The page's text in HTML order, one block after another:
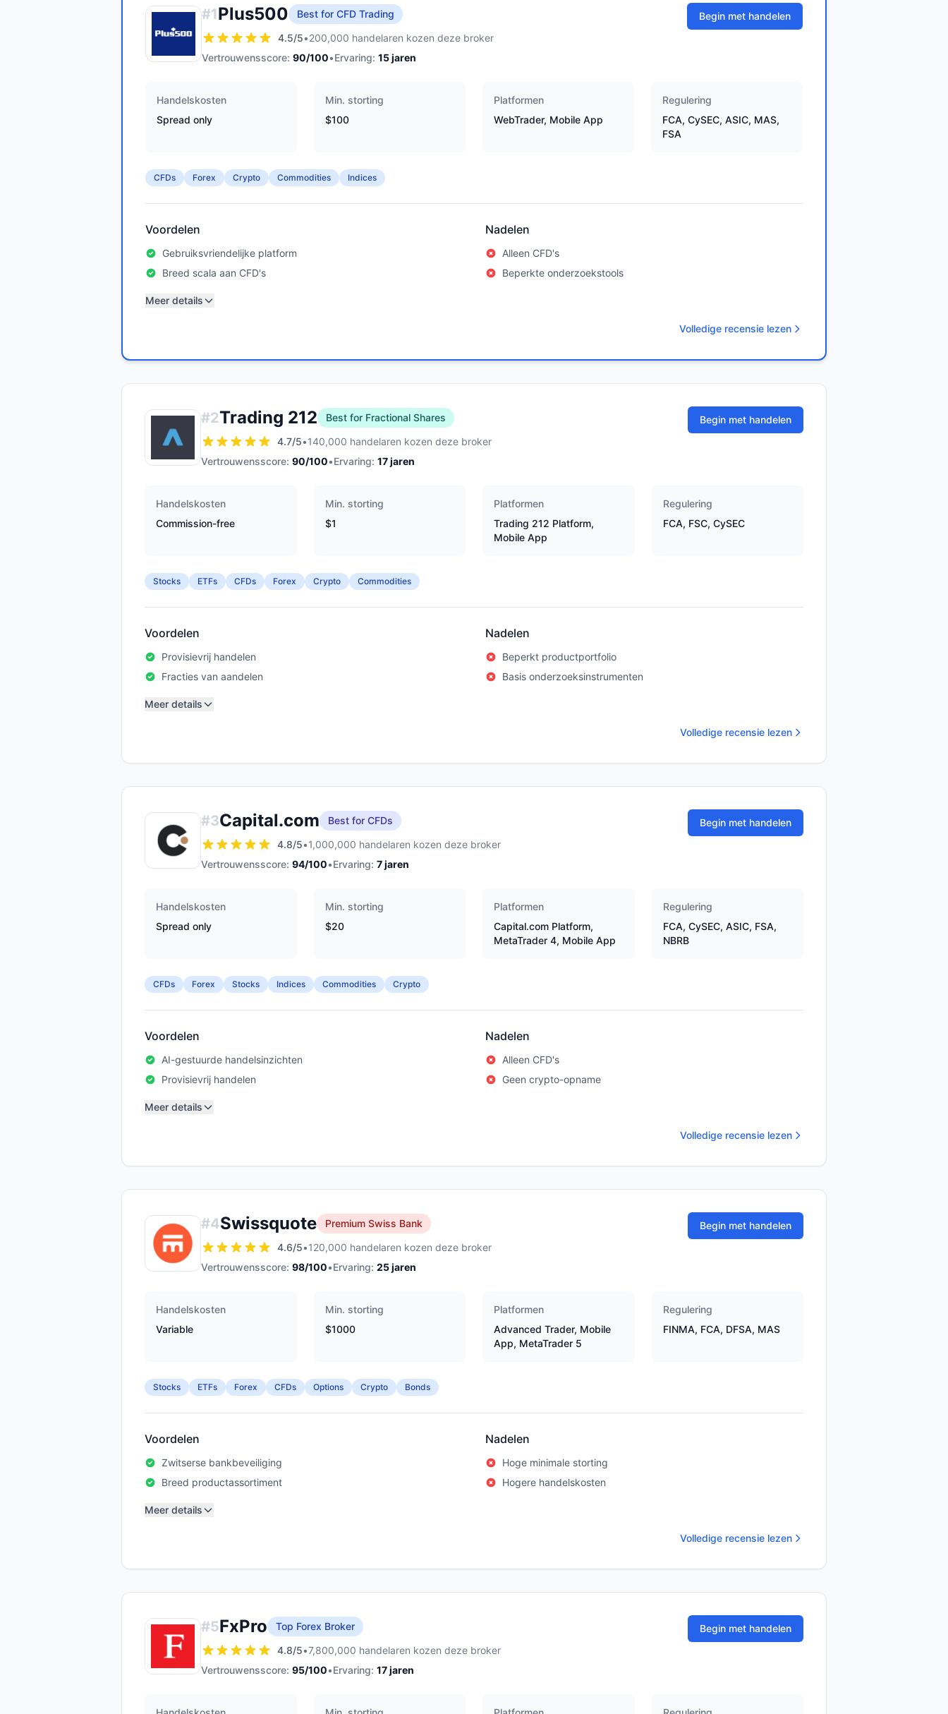
#1Plus500
Best for CFD Trading
4.5/5•200,000 handelaren kozen deze broker
Vertrouwensscore: 90/100•Ervaring: 15jaren
Begin met handelen
Handelskosten
Spread only
Min. storting
$100
Platformen
WebTrader, Mobile App
Regulering
FCA, CySEC, ASIC, MAS,
FSA
CFDs Forex Crypto Commodities Indices
Voordelen
Gebruiksvriendelijke platform
Breed scala aan CFD's
Nadelen
Alleen CFD's
Beperkte onderzoekstools
Meer details
Volledige recensie lezen
#2Trading 212
Best for Fractional Shares
4.7/5•140,000 handelaren kozen deze broker
Vertrouwensscore: 90/100•Ervaring: 17jaren
Begin met handelen
Handelskosten
Commission-free
Min. storting
$1
Platformen
Trading 212 Platform,
Mobile App
Regulering
FCA, FSC, CySEC
Stocks ETFs CFDs Forex Crypto Commodities
Voordelen
Provisievrij handelen
Fracties van aandelen
Nadelen
Beperkt productportfolio
Basis onderzoeksinstrumenten
Meer details
Volledige recensie lezen
#3Capital.com
Best for CFDs
4.8/5•1,000,000 handelaren kozen deze broker
Vertrouwensscore: 94/100•Ervaring: 7jaren
Begin met handelen
Handelskosten
Spread only
Min. storting
$20
Platformen
Capital.com Platform,
MetaTrader 4, Mobile App
Regulering
FCA, CySEC, ASIC, FSA,
NBRB
CFDs Forex Stocks Indices Commodities Crypto
Voordelen
AI-gestuurde handelsinzichten
Provisievrij handelen
Nadelen
Alleen CFD's
Geen crypto-opname
Meer details
Volledige recensie lezen
#4Swissquote
Premium Swiss Bank
4.6/5•120,000 handelaren kozen deze broker
Vertrouwensscore: 98/100•Ervaring: 25jaren
Begin met handelen
Handelskosten
Variable
Min. storting
$1000
Platformen
Advanced Trader, Mobile
App, MetaTrader 5
Regulering
FINMA, FCA, DFSA, MAS
Stocks ETFs Forex CFDs Options Crypto Bonds
Voordelen
Zwitserse bankbeveiliging
Breed productassortiment
Nadelen
Hoge minimale storting
Hogere handelskosten
Meer details
Volledige recensie lezen
#5FxPro
Top Forex Broker
4.8/5•7,800,000 handelaren kozen deze broker
Vertrouwensscore: 95/100•Ervaring: 17jaren
Begin met handelen